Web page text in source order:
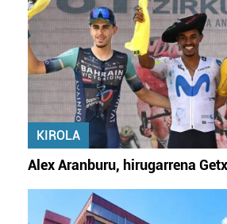
KIROLA
Alex Aranburu, hirugarrena